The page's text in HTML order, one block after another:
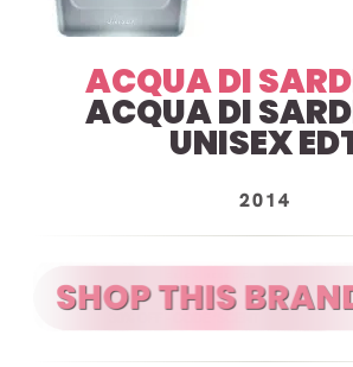
ACQUA DI
ACQUA DI
UNISEX
2014